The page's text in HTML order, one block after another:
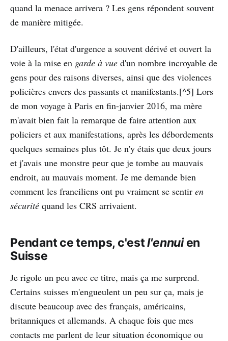
quand la menace arrivera ? Les gens répondent souvent
de manière mitigée.
D'ailleurs, l'état d'urgence a souvent dérivé et ouvert la
voie à la mise en garde à vue d'un nombre incroyable de
gens pour des raisons diverses, ainsi que des violences
policières envers des passants et manifestants.[^5] Lors
de mon voyage à Paris en fin-janvier 2016, ma mère
m'avait bien fait la remarque de faire attention aux
policiers et aux manifestations, après les débordements
quelques semaines plus tôt. Je n'y étais que deux jours
et j'avais une monstre peur que je tombe au mauvais
endroit, au mauvais moment. Je me demande bien
comment les franciliens ont pu vraiment se sentir en
sécurité quand les CRS arrivaient.
Pendant ce temps, c'estl'ennuien
Suisse
Je rigole un peu avec ce titre, mais ça me surprend.
Certains suisses m'engueulent un peu sur ça, mais je
discute beaucoup avec des français, américains,
britanniques et allemands. A chaque fois que mes
contacts me parlent de leur situation économique ou